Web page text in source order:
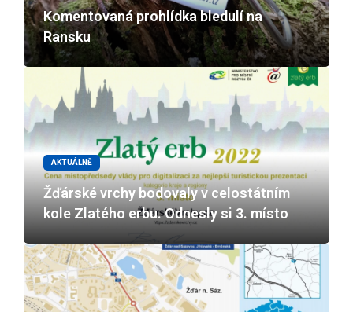
Komentovaná prohlídka bledulí na
Ransku
AKTUÁLNĚ
Žďárské vrchy bodovaly v celostátním
kole Zlatého erbu. Odnesly si 3. místo